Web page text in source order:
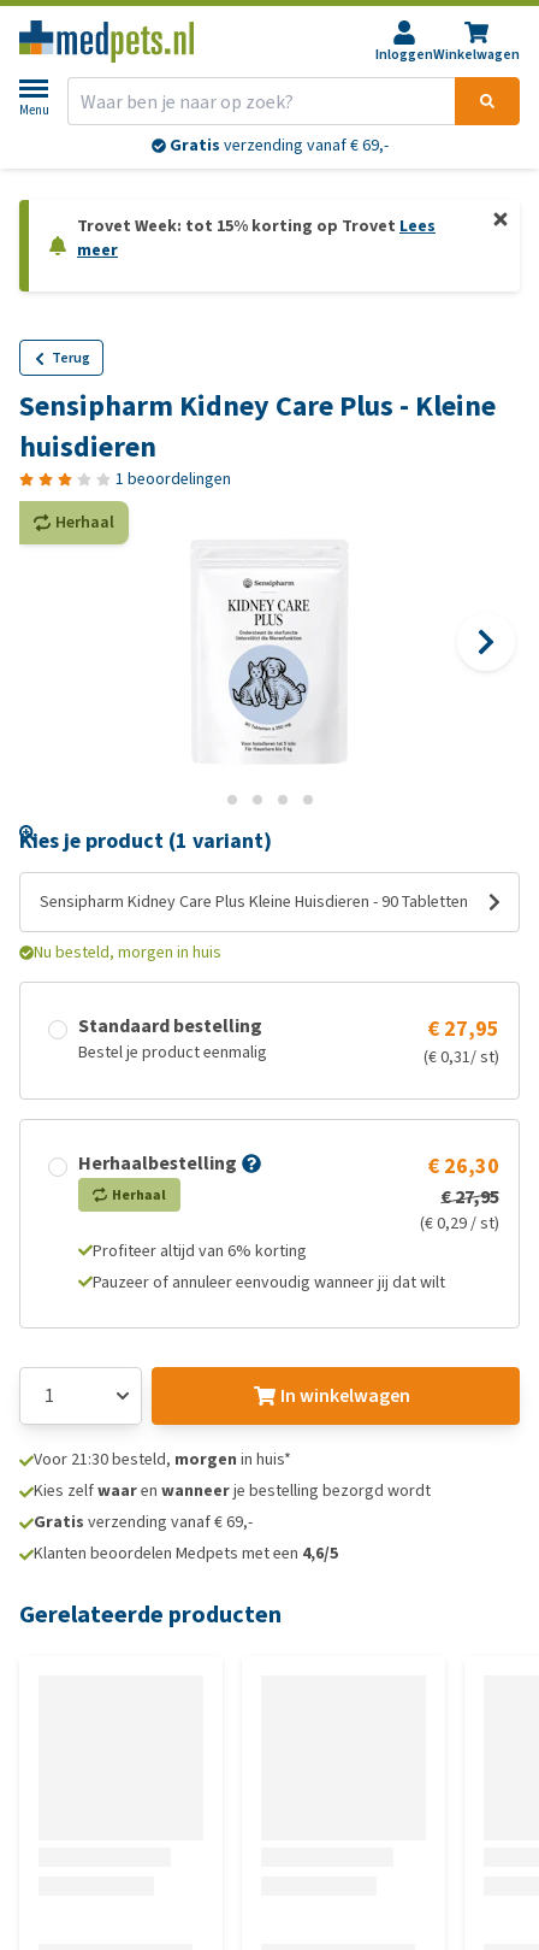
InloggenWinkelwagen
Menu
Gratis verzending vanaf € 69,-
Trovet Week: tot 15% korting op Trovet Lees
meer
Terug
Sensipharm Kidney Care Plus - Kleine
huisdieren
1 beoordelingen
Herhaal
Kies je product (1 variant)
Sensipharm Kidney Care Plus Kleine Huisdieren - 90 Tabletten
Nu besteld, morgen in huis
Standaard bestelling
Bestel je product eenmalig
€ 27,95
(€ 0,31/ st)
Herhaalbestelling
Herhaal
€ 26,30
€ 27,95
(€ 0,29 / st)
Profiteer altijd van 6% korting
Pauzeer of annuleer eenvoudig wanneer jij dat wilt
In winkelwagen
Voor 21:30 besteld, morgen in huis*
Kies zelfwaaren wanneerje bestelling bezorgd wordt
Gratis verzending vanaf € 69,-
Klanten beoordelen Medpets met een 4,6/5
Gerelateerde producten